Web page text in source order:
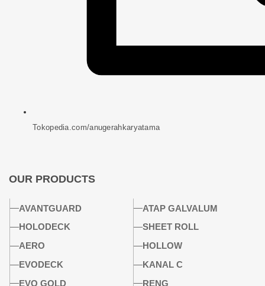
Tokopedia.com/anugerahkaryatama
OUR PRODUCTS
AVANTGUARD
HOLODECK
AERO
EVODECK
EVO GOLD
ATAP GALVALUM
SHEET ROLL
HOLLOW
KANAL C
RENG